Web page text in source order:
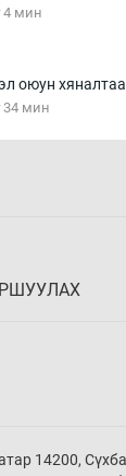
4 мин
оюун
34 мин
мин
34 мин
14200,